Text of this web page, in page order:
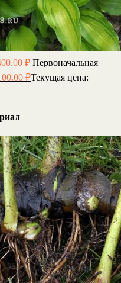
₽ Первоначальная
₽Текущая цена: